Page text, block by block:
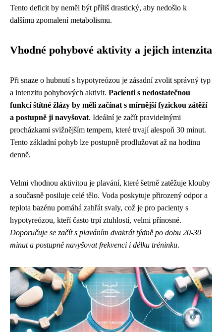
Tento deficit by neměl být příliš drastický, aby nedošlo k
dalšímu zpomalení metabolismu.
Vhodné pohybové aktivity a jejich intenzita
Při snaze o hubnutí s hypotyreózou je zásadní zvolit správný typ
a intenzitu pohybových aktivit. Pacienti s nedostatečnou
funkcí štítné žlázy by měli začínat s mírnější fyzickou zátěží
a postupně ji navyšovat. Ideální je začít pravidelnými
procházkami svižnějším tempem, které trvají alespoň 30 minut.
Tento základní pohyb lze postupně prodlužovat až na hodinu
denně.
Velmi vhodnou aktivitou je plavání, které šetrně zatěžuje klouby
a současně posiluje celé tělo. Voda poskytuje přirozený odpor a
teplota bazénu pomáhá zahřát svaly, což je pro pacienty s
hypotyreózou, kteří často trpí ztuhlostí, velmi přínosné.
Doporučuje se začít s plaváním dvakrát týdně po dobu 20-30
minut a postupně navyšovat frekvenci i délku tréninku.